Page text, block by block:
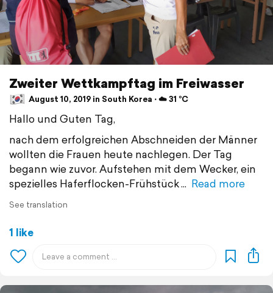
Zweiter Wettkampftag im Freiwasser
August 10, 2019 in South Korea ⋅ ☁️ 31 °C
Hallo und Guten Tag,
nach dem erfolgreichen Abschneiden der Männer
wollten die Frauen heute nachlegen. Der Tag
begann wie zuvor. Aufstehen mit dem Wecker, ein
spezielles Haferflocken-Frühstück
Read more
See translation
1 like